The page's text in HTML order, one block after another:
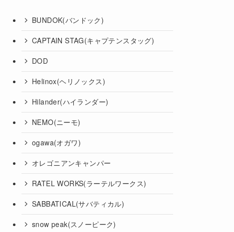
BUNDOK(バンドック)
CAPTAIN STAG(キャプテンスタッグ)
DOD
Helinox(ヘリノックス)
Hilander(ハイランダー)
NEMO(ニーモ)
ogawa(オガワ)
オレゴニアンキャンパー
RATEL WORKS(ラーテルワークス)
SABBATICAL(サバティカル)
snow peak(スノーピーク)